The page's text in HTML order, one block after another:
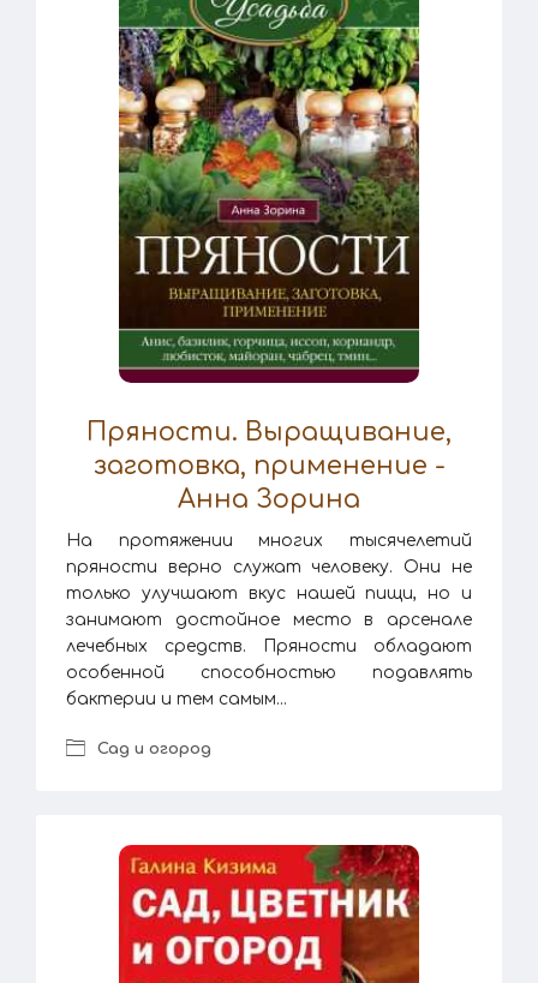
Пряности. Выращивание,
заготовка, применение -
Анна Зорина
На протяжении многих тысячелетий
пряности верно служат человеку. Они не
только улучшают вкус нашей пищи, но и
занимают достойное место в арсенале
лечебных средств. Пряности обладают
особенной способностью подавлять
бактерии и тем самым...
Сад и огород